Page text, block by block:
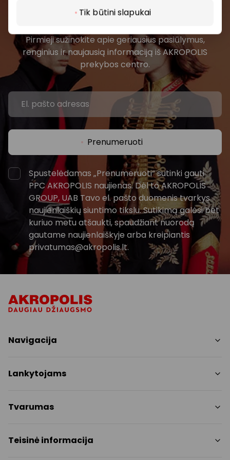
Tik būtini slapukai
bendruomenės
Pirmieji sužinokite apie geriausius pasiūlymus,
renginius ir naujausią informaciją iš AKROPOLIS
prekybos centro.
Prenumeruoti
Spustelėdamas „Prenumeruoti“ sutinki gauti
PPC AKROPOLIS naujienas. Dėl to AKROPOLIS
GROUP, UAB Tavo el. pašto duomenis tvarkys
naujienlaiškių siuntimo tikslu. Sutikimą galėsi bet
kuriuo metu atšaukti, spaudžiant nuorodą
gautame naujienlaiškyje arba kreipiantis
privatumas@akropolis.lt.
Navigacija
Paslaugos
Pramogos
Lankytojams
Nemokami patogumai
Kontaktai
Tvarumas
Tvarumo ataskaita
Teisinė informacija